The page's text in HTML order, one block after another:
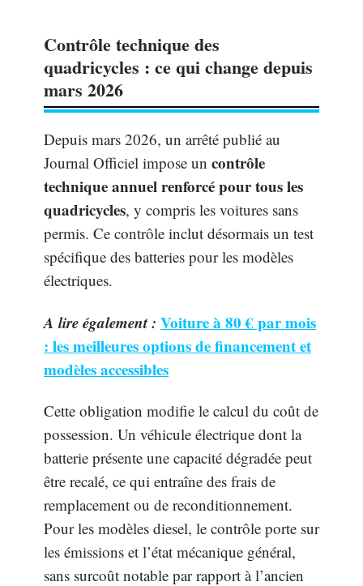
Contrôle technique des
quadricycles : ce qui change depuis
mars 2026
Depuis mars 2026, un arrêté publié au
Journal Officiel impose un contrôle
technique annuel renforcé pour tous les
quadricycles, y compris les voitures sans
permis. Ce contrôle inclut désormais un test
spécifique des batteries pour les modèles
électriques.
A lire également : Voiture à 80 € par mois
: les meilleures options de financement et
modèles accessibles
Cette obligation modifie le calcul du coût de
possession. Un véhicule électrique dont la
batterie présente une capacité dégradée peut
être recalé, ce qui entraîne des frais de
remplacement ou de reconditionnement.
Pour les modèles diesel, le contrôle porte sur
les émissions et l’état mécanique général,
sans surcoût notable par rapport à l’ancien